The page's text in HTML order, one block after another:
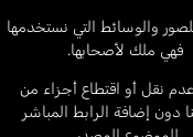
والوسائط التي نستخدمها
فهي ملك لأصحابها.
نقل أو اقتطاع أجزاء من
دون إضافة الرابط المباشر